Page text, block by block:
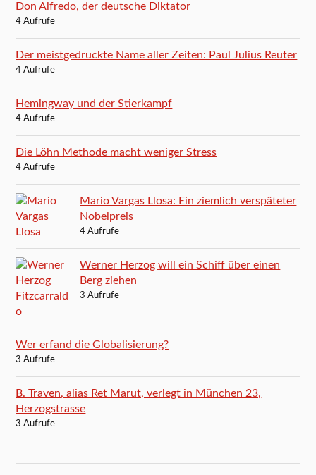
Don Alfredo, der deutsche Diktator
4 Aufrufe
Der meistgedruckte Name aller Zeiten: Paul Julius Reuter
4 Aufrufe
Hemingway und der Stierkampf
4 Aufrufe
Die Löhn Methode macht weniger Stress
4 Aufrufe
Mario Vargas Llosa: Ein ziemlich verspäteter
Nobelpreis
4 Aufrufe
Werner Herzog will ein Schiff über einen
Berg ziehen
3 Aufrufe
Wer erfand die Globalisierung?
3 Aufrufe
B. Traven, alias Ret Marut, verlegt in München 23,
Herzogstrasse
3 Aufrufe